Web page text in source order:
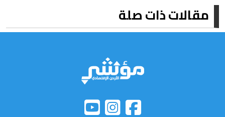
مقالات ذات صلة